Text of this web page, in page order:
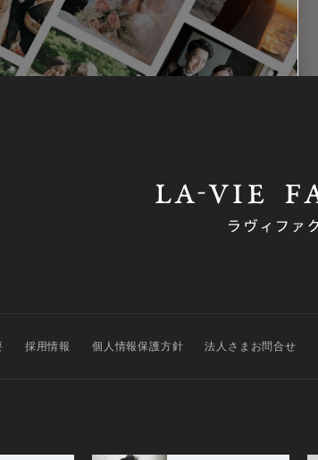
採用情報 個人情報保護方針 法人さまお問合せ